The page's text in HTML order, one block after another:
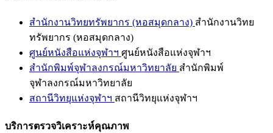
สำนักงานวิทยทรัพยากร (หอสมุดกลาง) สำนักงานวิทย
ทรัพยากร (หอสมุดกลาง)
ศูนย์หนังสือแห่งจุฬาฯ ศูนย์หนังสือแห่งจุฬาฯ
สำนักพิมพ์จุฬาลงกรณ์มหาวิทยาลัย สำนักพิมพ์
จุฬาลงกรณ์มหาวิทยาลัย
สถานีวิทยุแห่งจุฬาฯ สถานีวิทยุแห่งจุฬาฯ
บริการตรวจวิเคราะห์คุณภาพ